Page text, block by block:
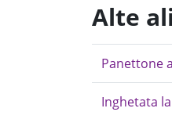
Alte
Panettone
Inghetata